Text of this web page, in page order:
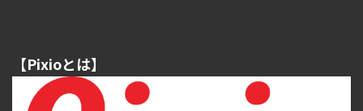
【Pixioとは】